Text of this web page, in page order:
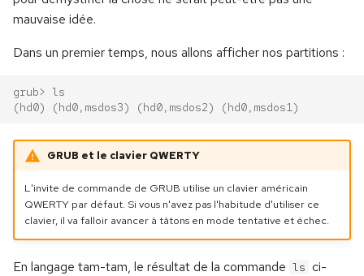
c
mauvaise idée.
Dans un premier temps, nous allons afficher nos partitions :
grub> ls
(hd0)
(hd0,msdos3) (hd0,msdos2) (hd0,msdos1)
GRUB et le clavier QWERTY
L'invite de commande de GRUB utilise un clavier américain
QWERTY par défaut. Si vous n'avez pas l'habitude d'utiliser ce
clavier, il va falloir avancer à tâtons en mode tentative et échec.
En langage tam-tam, le résultat de la commande ls ci-